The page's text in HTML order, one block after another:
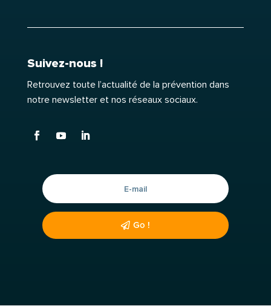
Suivez-nous !
Retrouvez toute l’actualité de la prévention dans
notre newsletter et nos réseaux sociaux.
Go !